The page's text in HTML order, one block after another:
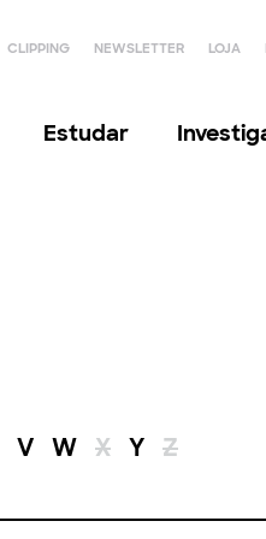
CLIPPING NEWSLETTER LOJA
Estudar
V W X Y Z